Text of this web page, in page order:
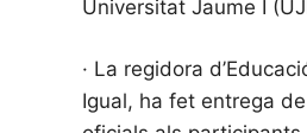
Universitat Jaume I
· La regidora
Igual, ha fet entrega